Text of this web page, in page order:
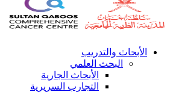
الأبحاث والتدريب
البحث العلمي
الأبحاث الجارية
التجارب السريرية